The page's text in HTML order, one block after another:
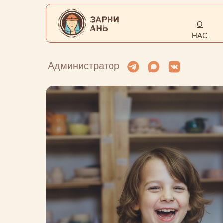
О
НАС
Администратор